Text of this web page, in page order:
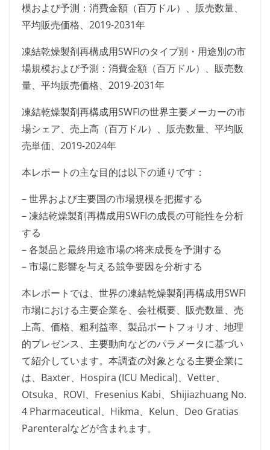
模および予測：消費金額（百万ドル）、販売数量、
平均販売価格、2019-2031年
凍結乾燥製剤再構成用SWFIのタイプ別・用途別の市
場規模および予測：消費金額（百万ドル）、販売数
量、平均販売価格、2019-2031年
凍結乾燥製剤再構成用SWFIの世界主要メーカーの市
場シェア、売上高（百万ドル）、販売数量、平均販
売単価、2019-2024年
本レポートの主な目的は以下の通りです：
– 世界および主要国の市場規模を把握する
– 凍結乾燥製剤再構成用SWFIの成長の可能性を分析
する
– 各製品と最終用途市場の将来成長を予測する
– 市場に影響を与える競争要因を分析する
本レポートでは、世界の凍結乾燥製剤再構成用SWFI
市場における主要企業を、会社概要、販売数量、売
上高、価格、粗利益率、製品ポートフォリオ、地理
的プレゼンス、主要動向などのパラメータに基づい
て紹介しています。本調査の対象となる主要企業に
は、Baxter、Hospira (ICU Medical)、Vetter、
Otsuka、ROVI、Fresenius Kabi、Shijiazhuang No.
4 Pharmaceutical、Hikma、Kelun、Deo Gratias
Parenteralなどが含まれます。